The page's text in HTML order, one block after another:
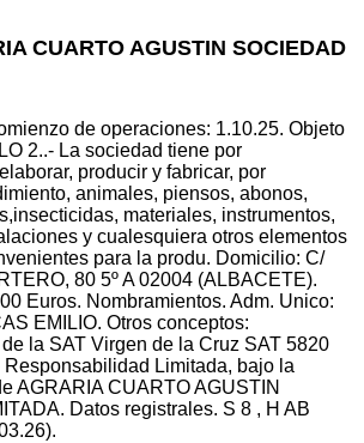
CUARTO AGUSTIN SOCIEDAD
de operaciones: 1.10.25. Objeto
2..- La sociedad tiene por
producir y fabricar, por
animales, piensos, abonos,
materiales, instrumentos,
y cualesquiera otros elementos
para la produ. Domicilio: C/
80 5º A 02004 (ALBACETE).
Euros. Nombramientos. Adm. Unico:
EMILIO. Otros conceptos:
la SAT Virgen de la Cruz SAT 5820
Limitada, bajo la
AGRARIA CUARTO AGUSTIN
Datos registrales. S 8 , H AB